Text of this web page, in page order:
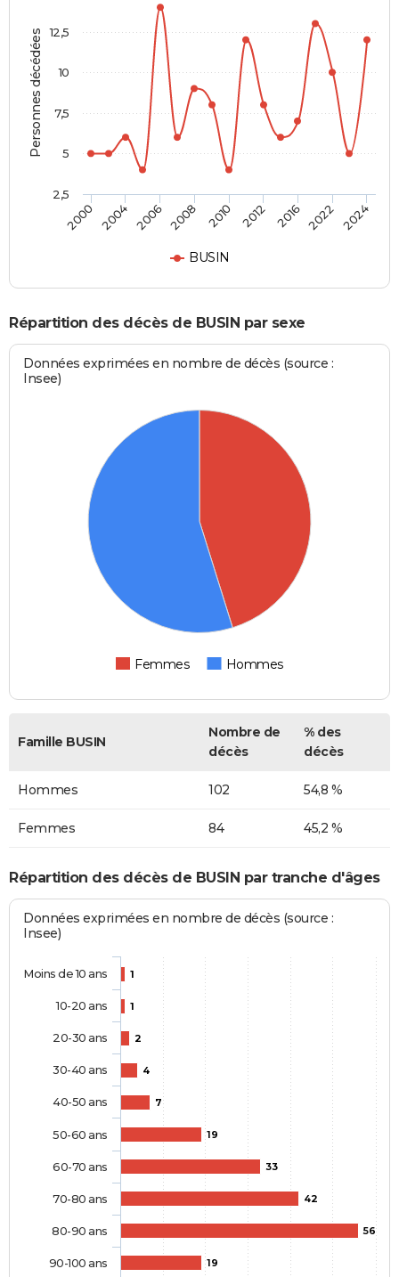
Personnes décédées
BUSIN
2000 2004 2006 2008 2010 2012 2016 2022 2024
2,5
5
7,5
10
12,5
Répartition des décès de BUSIN par sexe
Données exprimées en nombre de décès (source :
Insee)
Femmes Hommes
Famille BUSIN
Nombre de
décès
% des
décès
Hommes 102 54,8 %
Femmes 84 45,2 %
Répartition des décès de BUSIN par tranche d'âges
Données exprimées en nombre de décès (source :
Insee)
1
1
2
4
7
19
33
42
56
19
Moins de 10 ans
10-20 ans
20-30 ans
30-40 ans
40-50 ans
50-60 ans
60-70 ans
70-80 ans
80-90 ans
90-100 ans